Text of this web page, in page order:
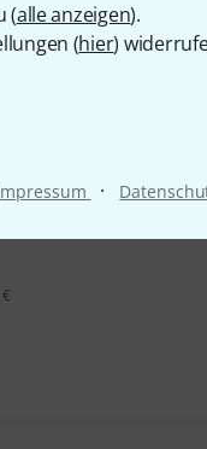
(alle anzeigen).
(hier)
·